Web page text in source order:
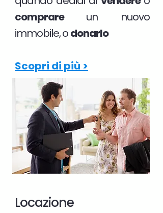
comprare un nuovo
immobile, odonarlo
Scopri di più >
Locazione